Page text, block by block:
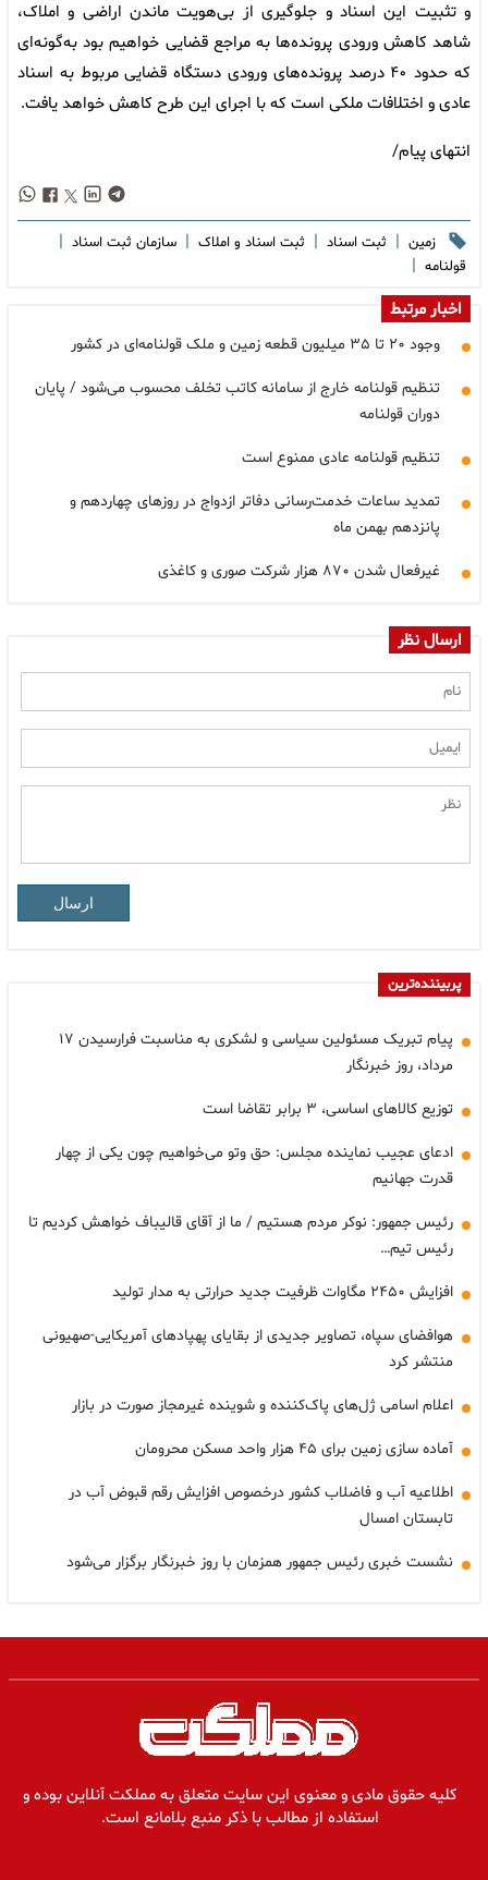
و تثبیت این اسناد و جلوگیری از بی‌هویت ماندن اراضی و املاک،
شاهد کاهش ورودی پرونده‌ها به مراجع قضایی خواهیم بود به‌گونه‌ای
که حدود ۴۰ درصد پرونده‌های ورودی دستگاه قضایی مربوط به اسناد
عادی و اختلافات ملکی است که با اجرای این طرح کاهش خواهد یافت.
انتهای پیام/
زمین | ثبت اسناد | ثبت اسناد و املاک | سازمان ثبت اسناد |
قولنامه |
اخبار مرتبط
وجود ۲۰ تا ۳۵ میلیون قطعه زمین و ملک قولنامه‌ای در کشور
تنظیم قولنامه خارج از سامانه کاتب تخلف محسوب می‌شود / پایان
دوران قولنامه
تنظیم قولنامه عادی ممنوع است
تمدید ساعات خدمت‌رسانی دفاتر ازدواج در روزهای چهاردهم و
پانزدهم بهمن ماه
غیرفعال شدن ۸۷۰ هزار شرکت صوری و کاغذی
ارسال نظر
ارسال
پربیننده‌ترین
پیام تبریک مسئولین سیاسی و لشکری به مناسبت فرارسیدن ۱۷
مرداد، روز خبرنگار
توزیع کالاهای اساسی، ۳ برابر تقاضا است
ادعای عجیب نماینده مجلس: حق وتو می‌خواهیم چون یکی از چهار
قدرت جهانیم
رئیس جمهور: نوکر مردم هستیم / ما از آقای قالیباف خواهش کردیم تا
رئیس تیم…
افزایش ۲۴۵۰ مگاوات ظرفیت جدید حرارتی به مدار تولید
هوافضای سپاه، تصاویر جدیدی از بقایای پهپادهای آمریکایی-صهیونی
منتشر کرد
اعلام اسامی ژل‌های پاک‌کننده و شوینده غیرمجاز صورت در بازار
آماده سازی زمین برای ۴۵ هزار واحد مسکن محرومان
اطلاعیه آب و فاضلاب کشور درخصوص افزایش رقم قبوض آب در
تابستان امسال
نشست خبری رئیس جمهور همزمان با روز خبرنگار برگزار می‌شود
کلیه حقوق مادی و معنوی این سایت متعلق به مملکت آنلاین بوده و
استفاده از مطالب با ذکر منبع بلامانع است.